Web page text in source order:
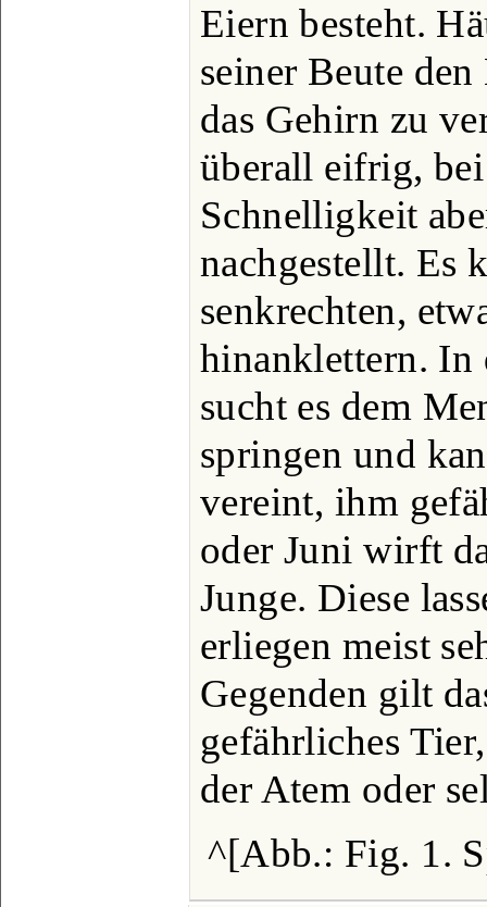
Eiern besteht.
seiner Beute
das Gehirn zu
überall eifrig,
Schnelligkeit
nachgestellt. Es
senkrechten,
hinanklettern. In
sucht es dem
springen und
vereint, ihm
oder Juni wirft
Junge. Diese
erliegen meist
Gegenden gilt
gefährliches
der Atem oder
^[Abb.: Fig. 1.